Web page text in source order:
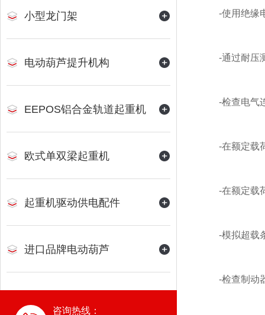
小型龙门架
电动葫芦提升机构
EEPOS铝合金轨道起重机
欧式单双梁起重机
起重机驱动供电配件
进口品牌电动葫芦
咨询热线：
-使用绝缘电
-通过耐压测
-检查电气连
-在额定载荷
-在额定载荷
-模拟超载条
-检查制动器